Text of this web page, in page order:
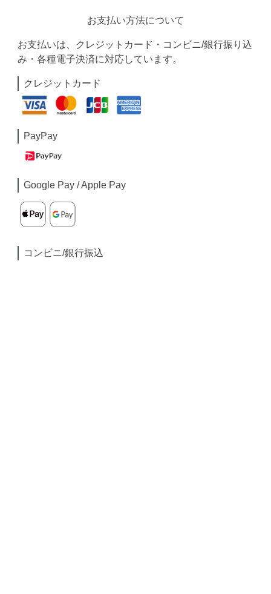
お支払い方法について
お支払いは、クレジットカード・コンビニ/銀行振り込
み・各種電子決済に対応しています。
クレジットカード
PayPay
Google Pay / Apple Pay
コンビニ/銀行振込